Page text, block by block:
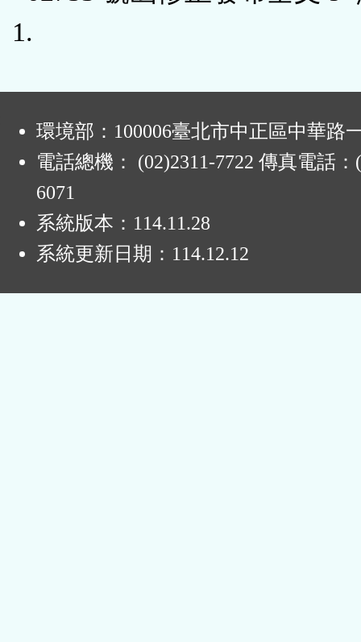
1.
環境部：100006臺北市中正區中華路
電話總機： (02)2311-7722 傳真電話：
6071
系統版本： 114.11.28
系統更新日期： 114.12.12